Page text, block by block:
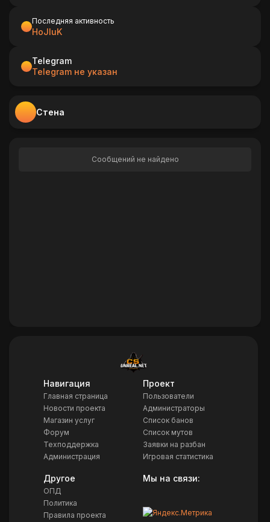
Последняя активность
HoJIuK
Telegram
Telegram не указан
Стена
Сообщений не найдено
Навигация
Главная страница
Новости проекта
Магазин услуг
Форум
Техподдержка
Администрация
Проект
Пользователи
Администраторы
Список банов
Список мутов
Заявки на разбан
Игровая статистика
Другое
ОПД
Политика
Правила проекта
Мы на связи: